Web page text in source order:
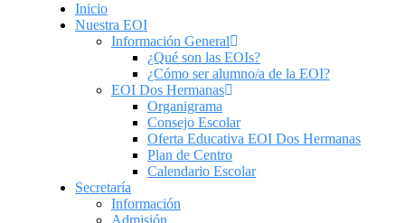
Inicio
Nuestra EOI
Información General
¿Qué son las EOIs?
¿Cómo ser alumno/a de la EOI?
EOI Dos Hermanas
Organigrama
Consejo Escolar
Oferta Educativa EOI Dos Hermanas
Plan de Centro
Calendario Escolar
Secretaría
Información
Admisión